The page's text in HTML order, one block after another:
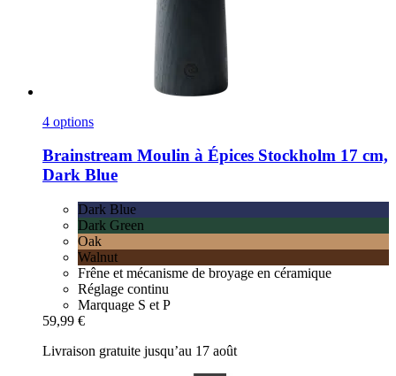
4 options
Brainstream Moulin à Épices Stockholm 17 cm,
Dark Blue
Dark Blue
Dark Green
Oak
Walnut
Frêne et mécanisme de broyage en céramique
Réglage continu
Marquage S et P
59,99 €
Livraison gratuite jusqu’au 17 août